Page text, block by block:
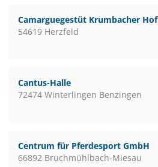
Camarguegestüt Krumbacher Hof
54619 Herzfeld
Cantus-Halle
72474 Winterlingen Benzingen
Centrum für Pferdesport GmbH
66892 Bruchmühlbach-Miesau